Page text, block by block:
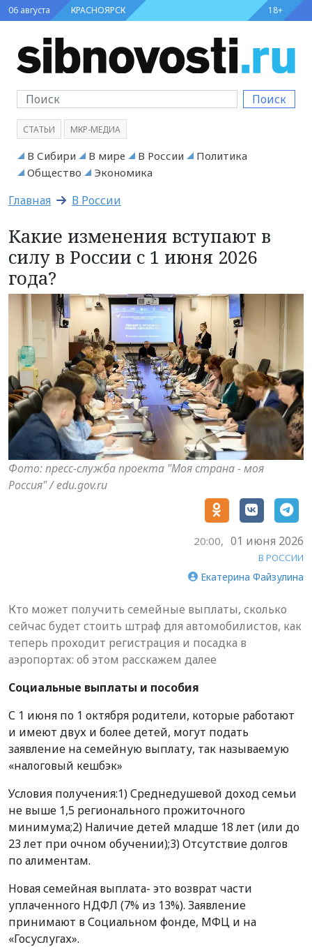
06 августа КРАСНОЯРСК 18+
Поиск
СТАТЬИ МКР-МЕДИА
В Сибири В мире В России
Политика
Общество
Экономика
Главная В России
Какие изменения вступают в
силу в России с 1 июня 2026
года?
Фото: пресс-служба проекта "Моя страна - моя
Россия" / edu.gov.ru
20:00, 01 июня 2026
В РОССИИ
Екатерина Файзулина
Кто может получить семейные выплаты, сколько
сейчас будет стоить штраф для автомобилистов, как
теперь проходит регистрация и посадка в
аэропортах: об этом расскажем далее
Социальные выплаты и пособия
С 1 июня по 1 октября родители, которые работают
и имеют двух и более детей, могут подать
заявление на семейную выплату, так называемую
«налоговый кешбэк»
Условия получения:1) Среднедушевой доход семьи
не выше 1,5 регионального прожиточного
минимума;2) Наличие детей младше 18 лет (или до
23 лет при очном обучении);3) Отсутствие долгов
по алиментам.
Новая семейная выплата- это возврат части
уплаченного НДФЛ (7% из 13%). Заявление
принимают в Социальном фонде, МФЦ и на
«Госуслугах».